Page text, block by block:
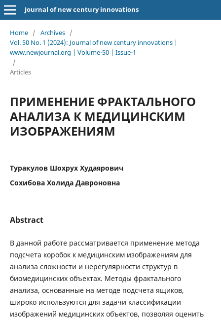
Journal of new century innovations
Home / Archives /
Vol. 50 No. 1 (2024): Journal of new century innovations |
www.newjournal.org | Volume-50 | Issue-1
/
Articles
ПРИМЕНЕНИЕ ФРАКТАЛЬНОГО
АНАЛИЗА К МЕДИЦИНСКИМ
ИЗОБРАЖЕНИЯМ
Туракулов Шохрух Худаярович
Сохибова Холида Давроновна
Abstract
В данной работе рассматривается применение метода
подсчета коробок к медицинским изображениям для
анализа сложности и нерегулярности структур в
биомедицинских объектах. Методы фрактального
анализа, основанные на методе подсчета ящиков,
широко используются для задачи классификации
изображений медицинских объектов, позволяя оценить